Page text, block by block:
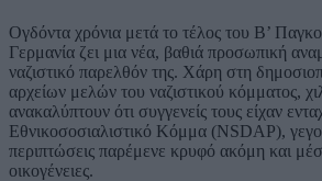
Ογδόντα χρόνια μετά το τέλος του Β’
Γερμανία ζει μια νέα, βαθιά προσωπική
ναζιστικό παρελθόν της. Χάρη στη
αρχείων μελών του ναζιστικού κόμματος,
ανακαλύπτουν ότι συγγενείς τους είχαν
Εθνικοσοσιαλιστικό Κόμμα (NSDAP),
περιπτώσεις παρέμενε κρυφό ακόμη και μέσα
οικογένειες.